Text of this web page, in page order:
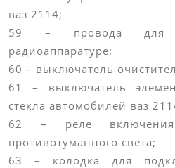
ваз 2114;
59 – провода для
радиоаппаратуре;
60 – выключатель
61 – выключатель
стекла автомобилей ваз
62 – реле включения
противотуманного света;
63 – колодка для